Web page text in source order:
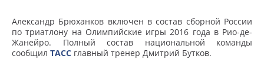
Александр Брюханков включен в состав сборной России
по триатлону на Олимпийские игры 2016 года в Рио-де-
Жанейро. Полный состав национальной команды
сообщил ТАСС главный тренер Дмитрий Бутков.